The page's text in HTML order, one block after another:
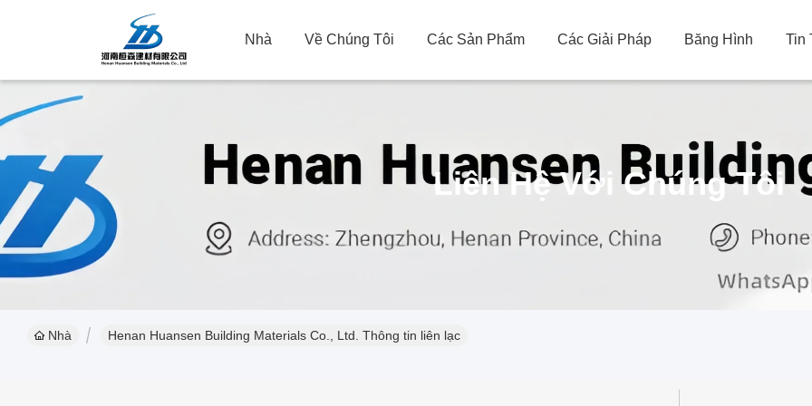
Nhà Về Chúng Tôi Các Sản Phẩm Các Giải Pháp Băng Hình Tin
Liên Hệ Với Chúng Tôi
Nhà Henan Huansen Building Materials Co., Ltd. Thông tin liên lạc